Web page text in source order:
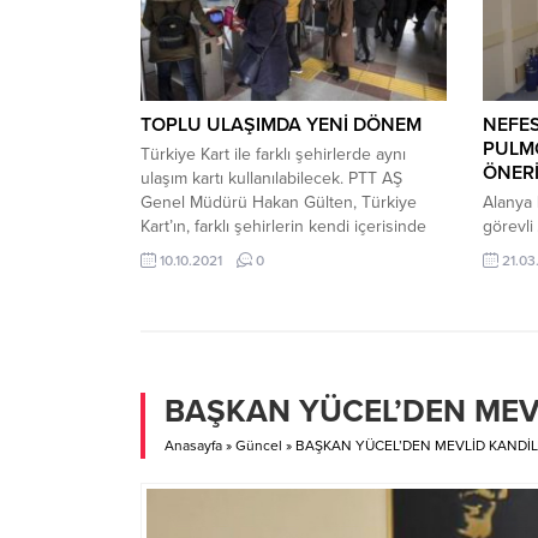
Genç çiftin nikahlarını Alanya Belediye
Başkan Yardımcısı Ali...
LİRA...
TOPLU ULAŞIMDA YENİ DÖNEM
Türkiye Kart ile farklı şehirlerde aynı
ulaşım kartı kullanılabilecek. PTT AŞ
Genel Müdürü Hakan Gülten, Türkiye
Kart’ın, farklı şehirlerin kendi içerisinde
kullandığı toplu ulaşım kartlarının tek bir
ulaşım kartı haline dönüşmesini
yapılan tüm...
10.10.2021 0
Alanya
görevli
üyeleri
BAŞKAN YÜCEL’DEN
Anasayfa » Güncel » BAŞKAN YÜCEL’DEN MEVLİD